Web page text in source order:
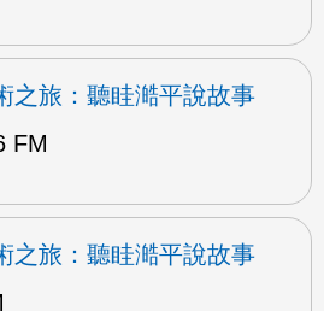
之旅：聽眭澔平說故事
FM
之旅：聽眭澔平說故事